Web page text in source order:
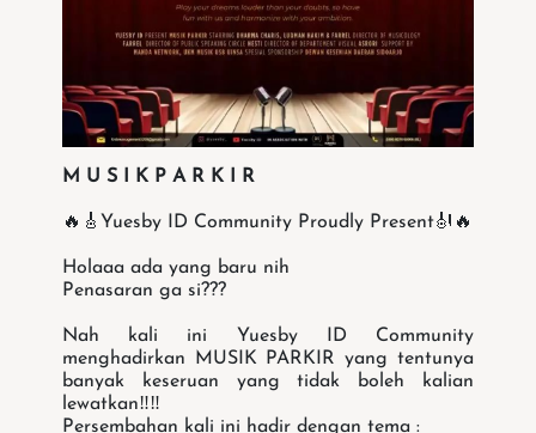
M U S I K P A R K I R
🔥🎸Yuesby ID Community Proudly Present🎻🔥
Holaaa ada yang baru nih
Penasaran ga si???
Nah kali ini Yuesby ID Community
menghadirkan MUSIK PARKIR yang tentunya
banyak keseruan yang tidak boleh kalian
lewatkan‼️‼️
Persembahan kali ini hadir dengan tema :